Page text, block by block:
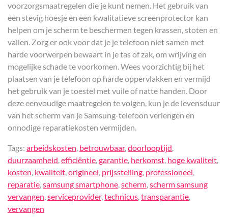
voorzorgsmaatregelen die je kunt nemen. Het gebruik van
een stevig hoesje en een kwalitatieve screenprotector kan
helpen om je scherm te beschermen tegen krassen, stoten en
vallen. Zorg er ook voor dat je je telefoon niet samen met
harde voorwerpen bewaart in je tas of zak, om wrijving en
mogelijke schade te voorkomen. Wees voorzichtig bij het
plaatsen van je telefoon op harde oppervlakken en vermijd
het gebruik van je toestel met vuile of natte handen. Door
deze eenvoudige maatregelen te volgen, kun je de levensduur
van het scherm van je Samsung-telefoon verlengen en
onnodige reparatiekosten vermijden.
Tags: arbeidskosten, betrouwbaar,doorlooptijd,
duurzaamheid,efficiëntie,garantie, herkomst, hoge kwaliteit,
kosten, kwaliteit,origineel, prijsstelling, professioneel,
reparatie,samsung smartphone,scherm,scherm samsung
vervangen,serviceprovider,technicus,transparantie,
vervangen